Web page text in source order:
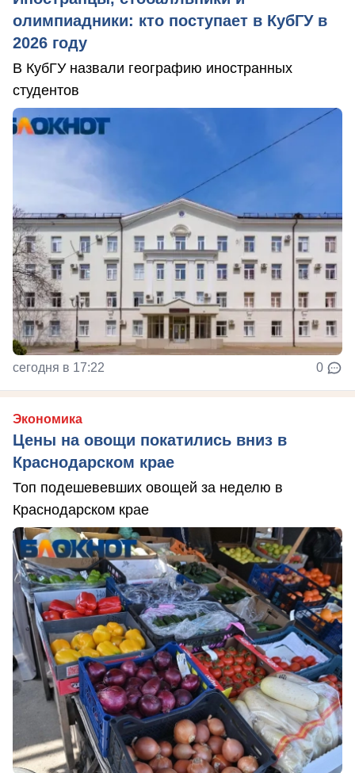
олимпиадники: кто поступает в КубГУ в
2026 году
В КубГУ назвали географию иностранных
студентов
сегодня в 17:22 0
Экономика
Цены на овощи покатились вниз в
Краснодарском крае
Топ подешевевших овощей за неделю в
Краснодарском крае